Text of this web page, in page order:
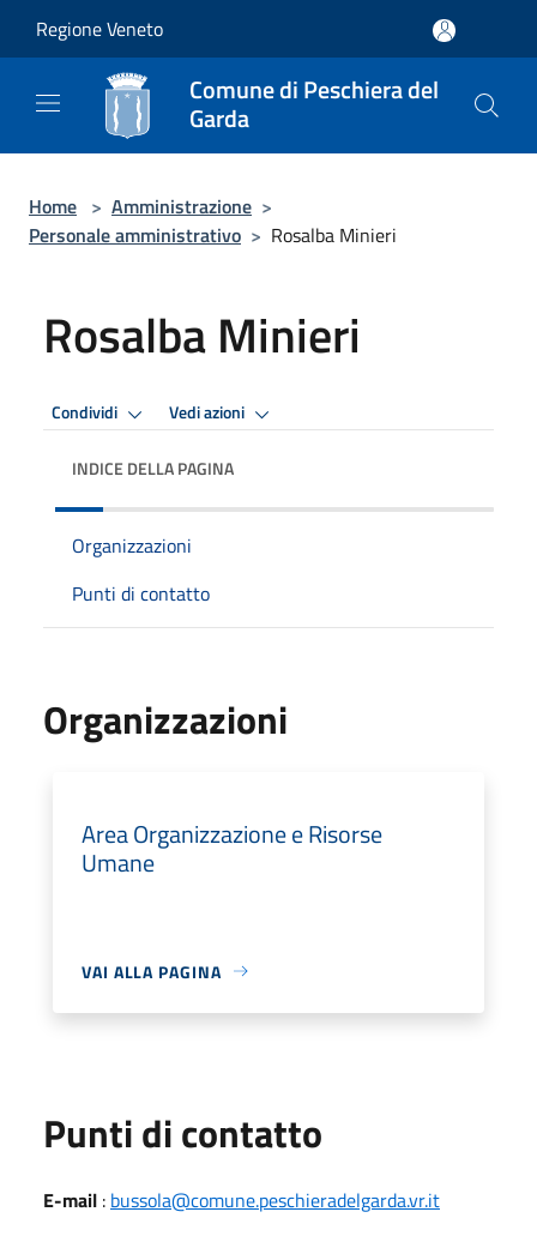
Regione Veneto
Comune di Peschiera del
Garda
Home > Amministrazione >
Personale amministrativo > Rosalba Minieri
Rosalba Minieri
Condividi Vedi azioni
INDICE DELLA PAGINA
Organizzazioni
Punti di contatto
Organizzazioni
Area Organizzazione e Risorse
Umane
VAI ALLA PAGINA
Punti di contatto
E-mail : bussola@comune.peschieradelgarda.vr.it